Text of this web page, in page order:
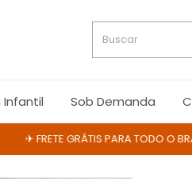
Infantil Sob Demanda
✈ FRETE GRÁTIS PARA TODO O